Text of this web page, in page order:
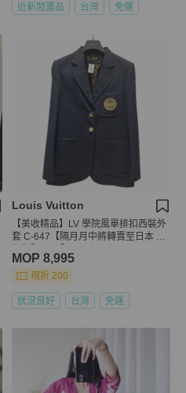
近新閒置品 台灣 免運
Louis Vuitton
【美收精品】LV 學院風單排扣西裝外
套 C-647【隔月月中將轉賣至日本 上
MOP 8,995
現折 200
狀況良好 台灣 免運